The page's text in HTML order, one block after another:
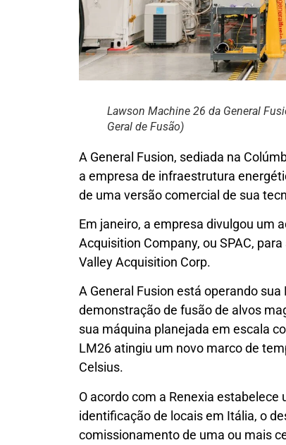
Lawson Machine 26 da General
Geral de Fusão)
A General Fusion, sediada na
a empresa de infraestrutura
de uma versão comercial de sua
Em janeiro, a empresa divulgou um
Acquisition Company, ou SPAC,
Valley Acquisition Corp.
A General Fusion está operando
demonstração de fusão de alvos
sua máquina planejada em escala
LM26 atingiu um novo marco de
Celsius.
O acordo com a Renexia
identificação de locais em Itália, o
comissionamento de uma ou mais